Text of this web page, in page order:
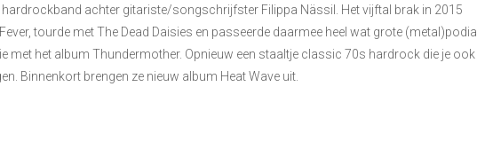
achter gitariste/songschrijfster Filippa Nässil. Het vijftal brak in 2015
tourde met The Dead Daisies en passeerde daarmee heel wat grote (metal)podia.
met het album Thundermother. Opnieuw een staaltje classic 70s hardrock die je ook
Binnenkort brengen ze nieuw album Heat Wave uit.